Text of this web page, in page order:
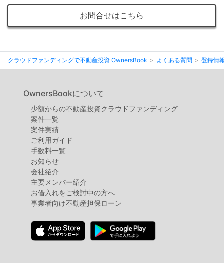
お問合せはこちら
クラウドファンディングで不動産投資 OwnersBook よくある質問 登録情
OwnersBookについて
少額からの不動産投資クラウドファンディング
案件⼀覧
案件実績
ご利用ガイド
手数料一覧
お知らせ
会社紹介
主要メンバー紹介
お借入れをご検討中の方へ
事業者向け不動産担保ローン